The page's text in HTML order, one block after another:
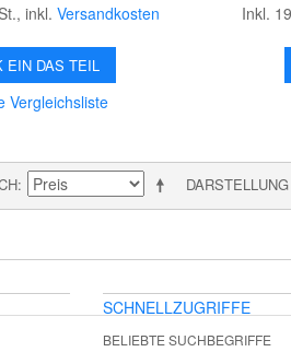
, inkl. Versandkosten
EIN DAS TEIL
Vergleichsliste
Inkl.
SCHNELLZUGRIFFE
BELIEBTE SUCHBEGRIFFE